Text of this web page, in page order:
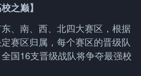
之巅】
、南、西、北四大赛区，根据
赛区归属，每个赛区的晋级队
国16支晋级战队将争夺最强校